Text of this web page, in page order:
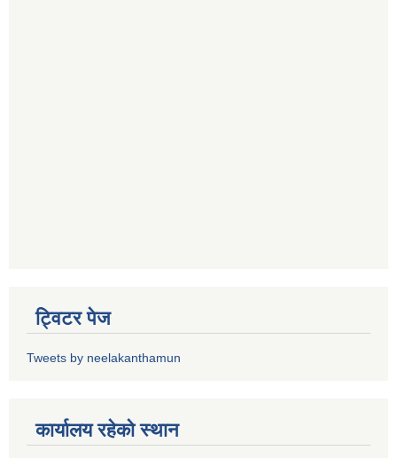
ट्विटर पेज
Tweets by neelakanthamun
कार्यालय रहेको स्थान